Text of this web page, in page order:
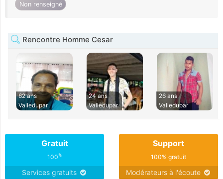
Non renseigné
Rencontre Homme Cesar
62 ans
Valledupar
24 ans
Valledupar
26 ans
Valledupar
Gratuit
100%
Services gratuits
Support
100% gratuit
Modérateurs à l'écoute